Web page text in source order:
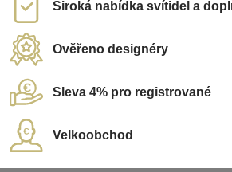
Široká nabídka svítidel a
Ověřeno designéry
Sleva 4% pro registrované
Velkoobchod